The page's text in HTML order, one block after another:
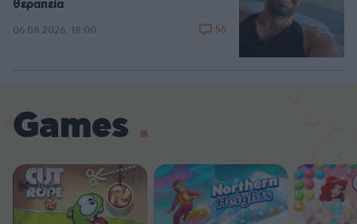
θεραπεία
06.08.2026, 18:00 56
Games